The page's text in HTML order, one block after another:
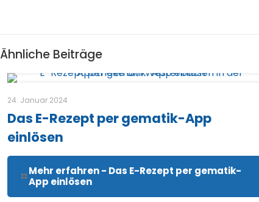
Ähnliche Beiträge
24. Januar 2024
Das E-Rezept per gematik-App
einlösen
Mehr erfahren- Das E-Rezept per gematik-
App einlösen